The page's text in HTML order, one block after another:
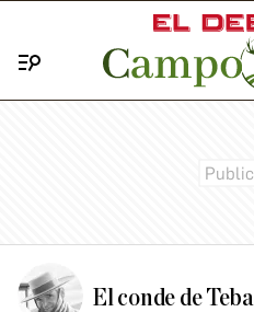
El conde de Teba